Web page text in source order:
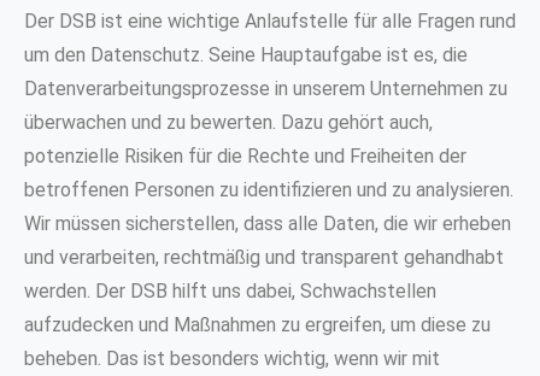
Der DSB ist eine wichtige Anlaufstelle für alle Fragen rund
um den Datenschutz. Seine Hauptaufgabe ist es, die
Datenverarbeitungsprozesse in unserem Unternehmen zu
überwachen und zu bewerten. Dazu gehört auch,
potenzielle Risiken für die Rechte und Freiheiten der
betroffenen Personen zu identifizieren und zu analysieren.
Wir müssen sicherstellen, dass alle Daten, die wir erheben
und verarbeiten, rechtmäßig und transparent gehandhabt
werden. Der DSB hilft uns dabei, Schwachstellen
aufzudecken und Maßnahmen zu ergreifen, um diese zu
beheben. Das ist besonders wichtig, wenn wir mit